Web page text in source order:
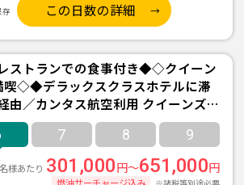
存 この日数の詳細
ストランでの食事付き◆◇クイーン
喫◇◆デラックスクラスホテルに滞
由／カンタス航空利用 クイーンズタ
7 8 9
様あたり 301,000円～651,000円